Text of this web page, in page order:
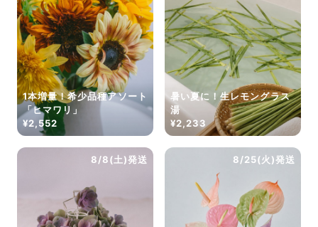
1本増量！希少品種アソート
「ヒマワリ」
¥2,552
暑い夏に！生レモングラス
湯
¥2,233
8/8(土)発送 8/25(火)発送